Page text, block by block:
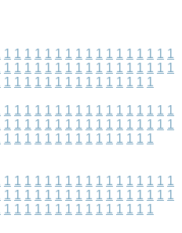
1 1 1 1 1 1 1 1 1 1 1 1 1 1 1 1 1
1 1 1 1 1 1 1 1 1 1 1 1 1 1 1 1 1
1 1 1 1 1 1 1 1 1 1 1 1 1 1 1
1 1 1 1 1 1 1 1 1 1 1 1 1 1 1 1 1
1 1 1 1 1 1 1 1 1 1 1 1 1 1 1 1 1
1 1 1 1 1 1 1 1 1 1 1 1 1 1 1
1 1 1 1 1 1 1 1 1 1 1 1 1 1 1 1 1
1 1 1 1 1 1 1 1 1 1 1 1 1 1 1 1 1
1 1 1 1 1 1 1 1 1 1 1 1 1 1 1